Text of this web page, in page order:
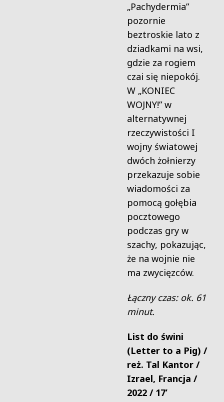
„Pachydermia”
pozornie
beztroskie lato z
dziadkami na wsi,
gdzie za rogiem
czai się niepokój.
W „KONIEC
WOJNY!” w
alternatywnej
rzeczywistości I
wojny światowej
dwóch żołnierzy
przekazuje sobie
wiadomości za
pomocą gołębia
pocztowego
podczas gry w
szachy, pokazując,
że na wojnie nie
ma zwycięzców.
Łączny czas: ok. 61
minut.
List do świni
(Letter to a Pig) /
reż. Tal Kantor /
Izrael, Francja /
2022 / 17’